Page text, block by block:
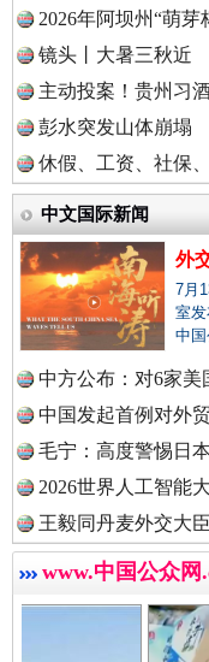
中
中
中
中
中
巳巳如意
2026年阿坝州“萌芽
镜头丨大暑三秋近
主动投案！贵州习
彭水突发山体崩塌
休假、工资、社保
中文国际新闻
外
7月
室发
中
中方公布：对6家美
中国发起首例对外
毛宁：高度警惕日
2026世界人工智能
王毅同丹麦外交大
www.中国公众网